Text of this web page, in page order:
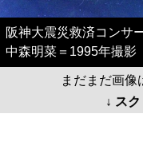
阪神大震災救済コンサ
中森明菜＝1995年撮影
まだまだ画像
↓ ス